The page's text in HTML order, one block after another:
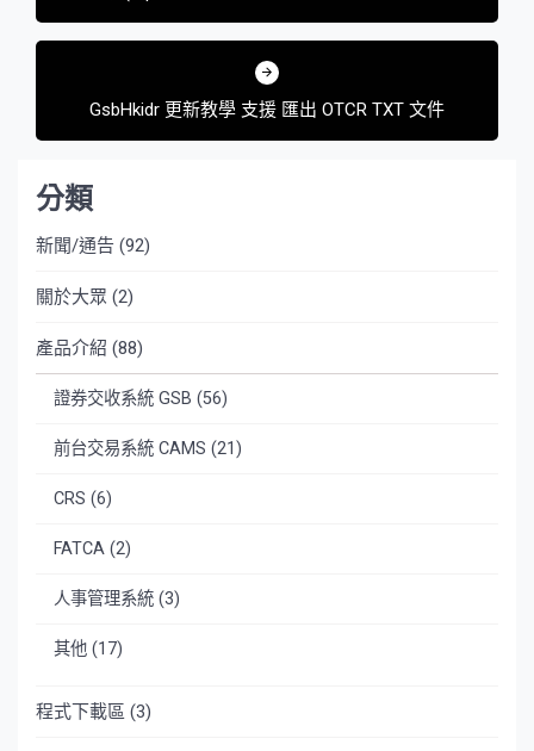
覽
Weather)
GsbHkidr 更新教學 支援 匯出 OTCR TXT 文件
分類
新聞/通告 (92)
關於大眾 (2)
產品介紹 (88)
證券交收系統 GSB (56)
前台交易系統 CAMS (21)
CRS (6)
FATCA (2)
人事管理系統 (3)
其他 (17)
程式下載區 (3)